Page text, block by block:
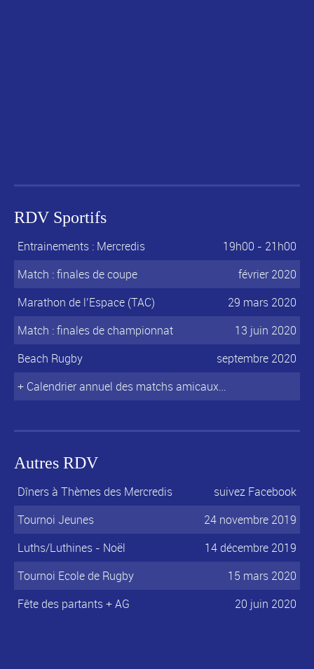
RDV Sportifs
Entrainements : Mercredis
19h00 - 21h00
Match : finales de coupe
février 2020
Marathon de l’Espace (TAC)
29 mars 2020
Match : finales de championnat
13 juin 2020
Beach Rugby
septembre 2020
+ Calendrier annuel des matchs amicaux…
Autres RDV
Dîners à Thèmes des Mercredis
suivez Facebook
Tournoi Jeunes
24 novembre 2019
Luths/Luthines - Noël
14 décembre 2019
Tournoi Ecole de Rugby
15 mars 2020
Fête des partants + AG
20 juin 2020